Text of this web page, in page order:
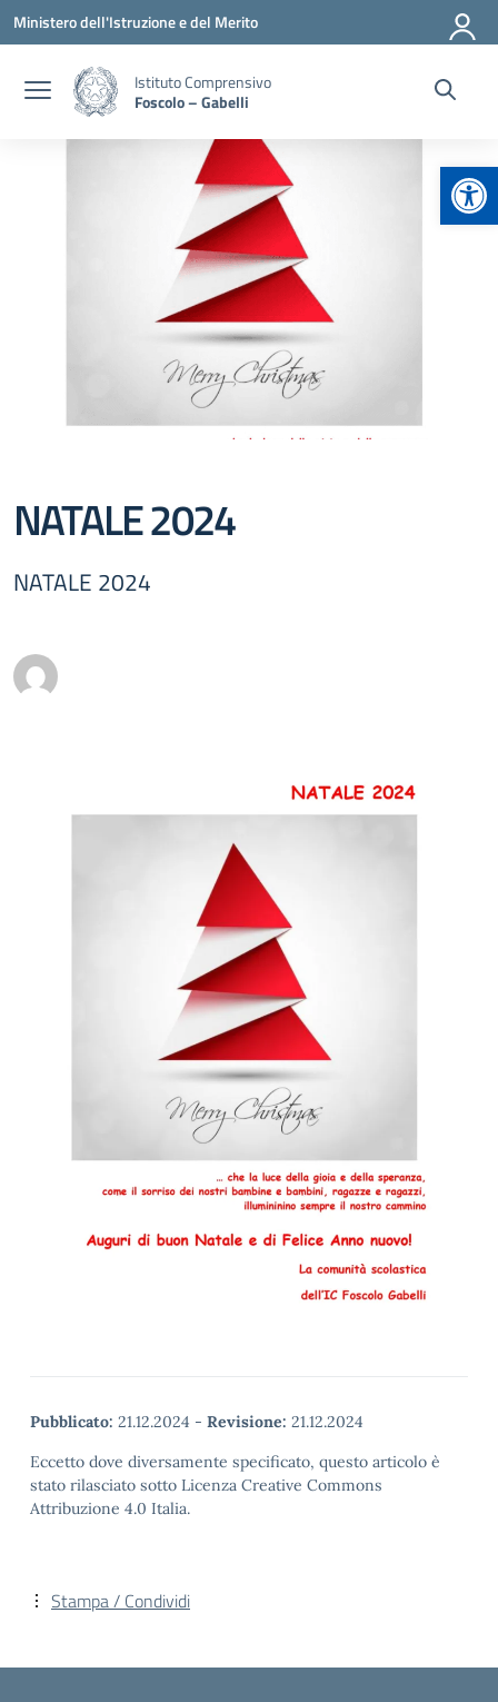
Vai ai contenuti
Vai al menu di navigazione
Vai al footer
Ministero dell'Istruzione e del Merito
Istituto Comprensivo
Foscolo – Gabelli
NATALE 2024
NATALE 2024
Pubblicato: 21.12.2024 - Revisione: 21.12.2024
Eccetto dove diversamente specificato, questo articolo è
stato rilasciato sotto Licenza Creative Commons
Attribuzione 4.0 Italia.
Stampa / Condividi